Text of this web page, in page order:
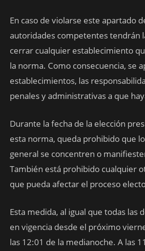
En caso de violarse este apartado
autoridades competentes tendrán
cerrar cualquier establecimiento
la norma. Como consecuencia, se
establecimientos, las
penales y administrativas a que
Durante la fecha de la elección
esta norma, queda prohibido que
general se concentren o
También está prohibido cualquier
que pueda afectar el proceso
Esta medida, al igual que todas las
en vigencia desde el próximo
las 12:01 de la medianoche. A las